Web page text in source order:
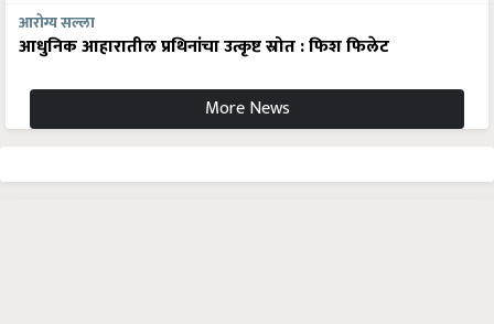
आरोग्य सल्ला
आधुनिक आहारातील प्रथिनांचा उत्कृष्ट स्रोत : फिश फिलेट
More News